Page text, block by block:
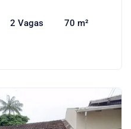
2 Vagas 70 m²